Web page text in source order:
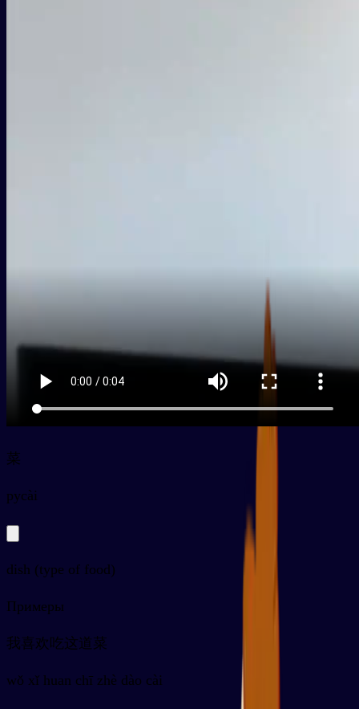
菜
pycài
dish (type of food)
Примеры
我喜欢吃这道菜
wǒ xǐ huan chī zhè dào cài